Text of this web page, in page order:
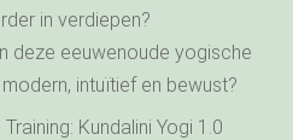
in verdiepen?
deze eeuwenoude yogische
intuïtief en bewust?
Kundalini Yogi 1.0